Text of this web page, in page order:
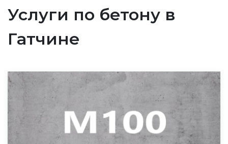
Услуги по бетону в
Гатчине